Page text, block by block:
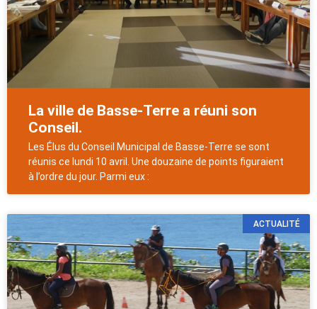
La ville de Basse-Terre a réuni son
Conseil.
Les Élus du Conseil Municipal de Basse-Terre se sont
réunis ce lundi 10 avril. Une douzaine de points figuraient
à l’ordre du jour. Parmi eux :
ACTUALITÉ